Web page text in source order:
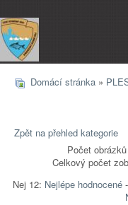
Domácí stránka »
Zpět na přehled kategorie
Počet
Celkový počet
Nej 12: Nejlépe hodnocené-